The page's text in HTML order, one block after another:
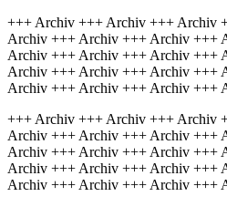
+++ Archiv +++ Archiv +++ Archiv
Archiv +++ Archiv +++ Archiv +++
Archiv +++ Archiv +++ Archiv +++
Archiv +++ Archiv +++ Archiv +++
Archiv +++ Archiv +++ Archiv +++
+++ Archiv +++ Archiv +++ Archiv
Archiv +++ Archiv +++ Archiv +++
Archiv +++ Archiv +++ Archiv +++
Archiv +++ Archiv +++ Archiv +++
Archiv +++ Archiv +++ Archiv +++